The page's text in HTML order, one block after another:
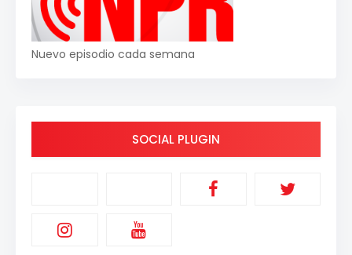
Nuevo episodio cada semana
SOCIAL PLUGIN